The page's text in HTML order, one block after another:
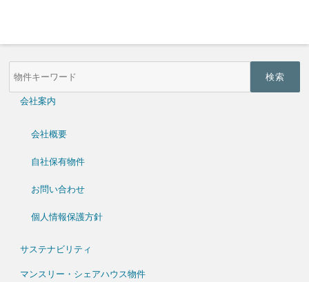
物
件
会社案内
会社概要
自社保有物件
お問い合わせ
個人情報保護方針
サステナビリティ
マンスリー・シェアハウス物件